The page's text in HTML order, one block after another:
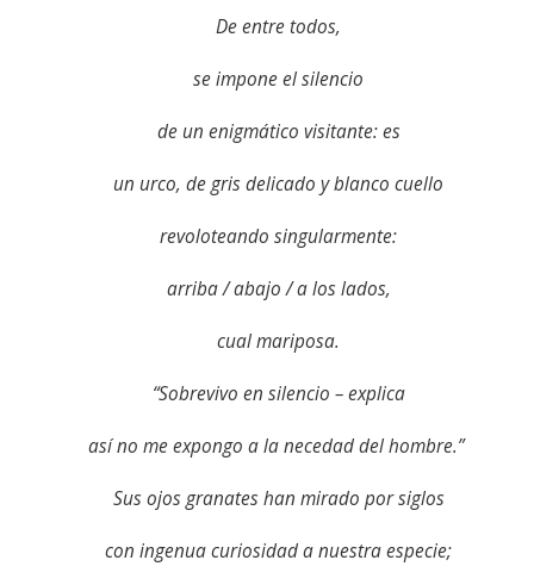
De entre todos,
se impone el silencio
de un enigmático visitante: es
un urco, de gris delicado y blanco cuello
revoloteando singularmente:
arriba / abajo / a los lados,
cual mariposa.
“Sobrevivo en silencio – explica
así no me expongo a la necedad del hombre.”
Sus ojos granates han mirado por siglos
con ingenua curiosidad a nuestra especie;